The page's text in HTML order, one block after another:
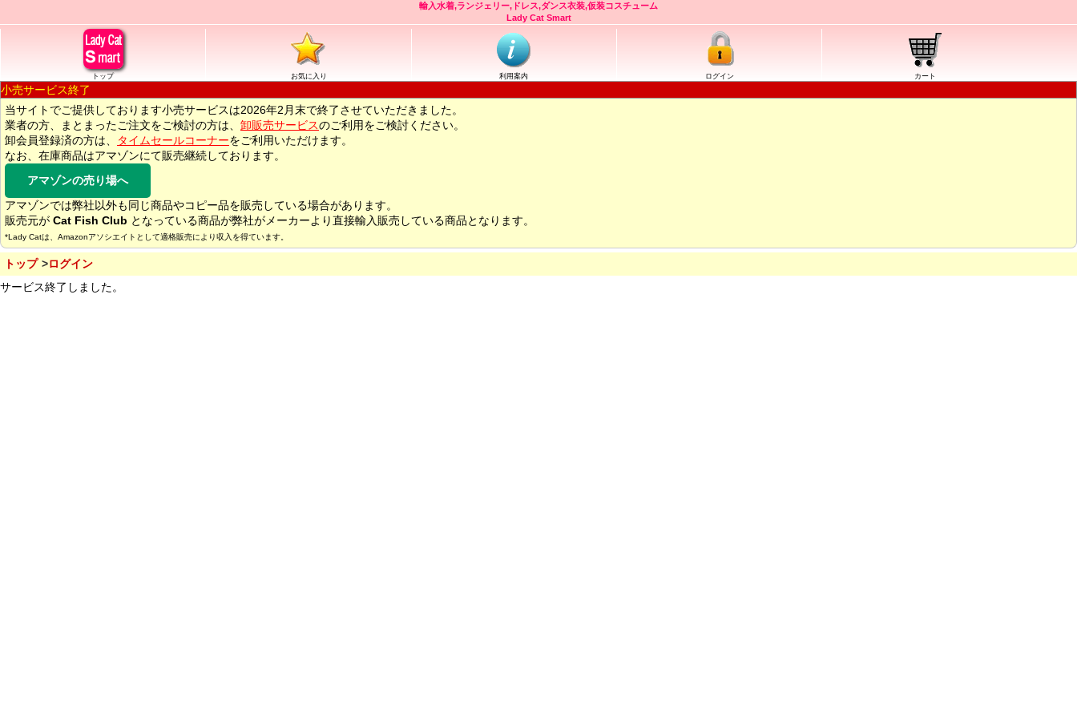
輸入水着,ランジェリー,ドレス,ダンス衣装,仮装コスチューム
Lady Cat Smart
トップ お気に入り 利用案内 ログイン カート
小売サービス終了
当サイトでご提供しております小売サービスは2026年2月末で終了させていただきました。
業者の方、まとまったご注文をご検討の方は、 卸販売サービスのご利用をご検討ください。
卸会員登録済の方は、
タイムセールコーナーをご利用いただけます。
なお、在庫商品はアマゾンにて販売継続しております。
アマゾンの売り場へ
アマゾンでは弊社以外も同じ商品やコピー品を販売している場合があります。
販売元が Cat Fish Club となっている商品が弊社がメーカーより直接輸入販売している商品となります。
*Lady Catは、Amazonアソシエイトとして適格販売により収入を得ています。
トップ
ログイン
サービス終了しました。